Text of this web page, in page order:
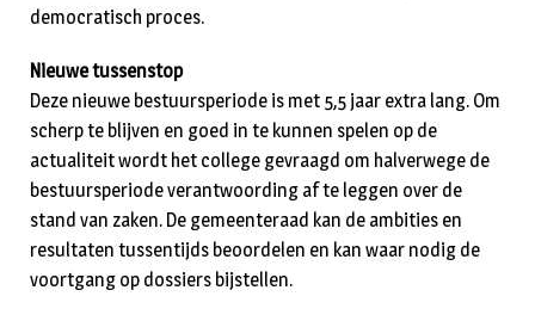
democratisch proces.
Nieuwe tussenstop
Deze nieuwe bestuursperiode is met 5,5 jaar extra lang. Om
scherp te blijven en goed in te kunnen spelen op de
actualiteit wordt het college gevraagd om halverwege de
bestuursperiode verantwoording af te leggen over de
stand van zaken. De gemeenteraad kan de ambities en
resultaten tussentijds beoordelen en kan waar nodig de
voortgang op dossiers bijstellen.